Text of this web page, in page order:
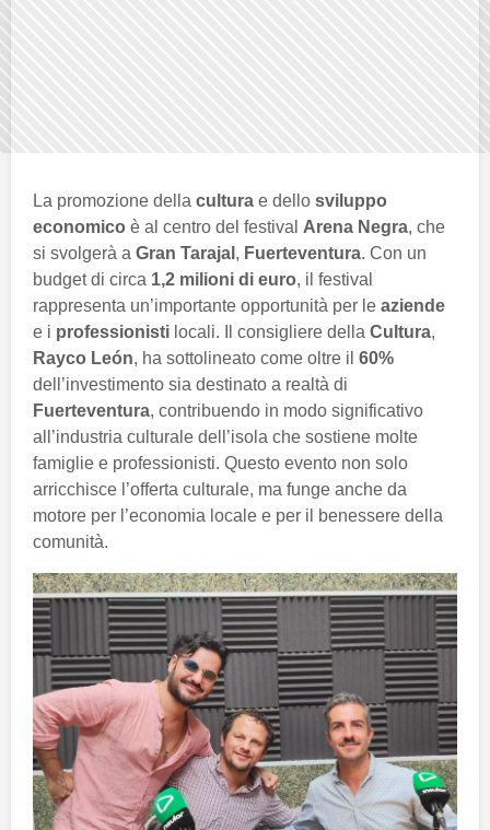
La promozione della cultura e dello sviluppo
economico è al centro del festival Arena Negra, che
si svolgerà a Gran Tarajal , Fuerteventura. Con un
budget di circa 1,2 milioni di euro, il festival
rappresenta un’importante opportunità per le aziende
e i professionisti locali. Il consigliere della Cultura,
Rayco León, ha sottolineato come oltre il 60%
dell’investimento sia destinato a realtà di
Fuerteventura, contribuendo in modo significativo
all’industria culturale dell’isola che sostiene molte
famiglie e professionisti. Questo evento non solo
arricchisce l’offerta culturale, ma funge anche da
motore per l’economia locale e per il benessere della
comunità.